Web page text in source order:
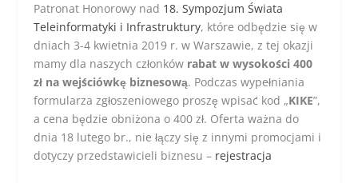
Patronat Honorowy nad 18. Sympozjum Świata
Teleinformatyki i Infrastruktury, które odbędzie się w
dniach 3-4 kwietnia 2019 r. w Warszawie, z tej okazji
mamy dla naszych członków rabat w wysokości 400
zł na wejściówkę biznesową. Podczas wypełniania
formularza zgłoszeniowego proszę wpisać kod „KIKE”,
a cena będzie obniżona o 400 zł. Oferta ważna do
dnia 18 lutego br., nie łączy się z innymi promocjami i
dotyczy przedstawicieli biznesu – rejestracja